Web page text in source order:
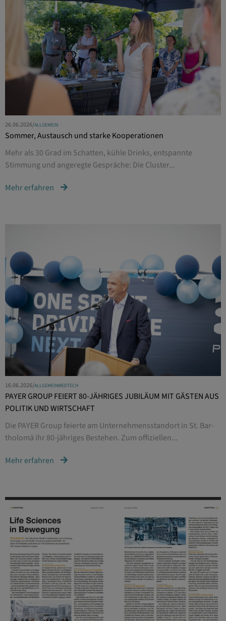
26.06.2026/ALLGEMEIN
Sommer, Austausch und starke Kooperationen
Mehr als 30 Grad im Schatten, kühle Drinks, entspannte
Stimmung und angeregte Gespräche: Die Cluster...
Mehr erfahren
16.06.2026/ALLGEMEINMEDTECH
PAYER GROUP FEIERT 80-JÄHRIGES JUBILÄUM MIT GÄSTEN AUS
POLITIK UND WIRTSCHAFT
Die PAYER Group feierte am Unternehmensstandort in St. Bar-
tholomä ihr 80-jähriges Bestehen. Zum offiziellen...
Mehr erfahren